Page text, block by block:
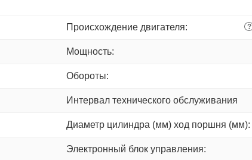
Происхождение двигателя: ?
Мощность:
Обороты:
Интервал технического обслуживания
Диаметр цилиндра (мм) ход поршня (мм):
Электронный блок управления: